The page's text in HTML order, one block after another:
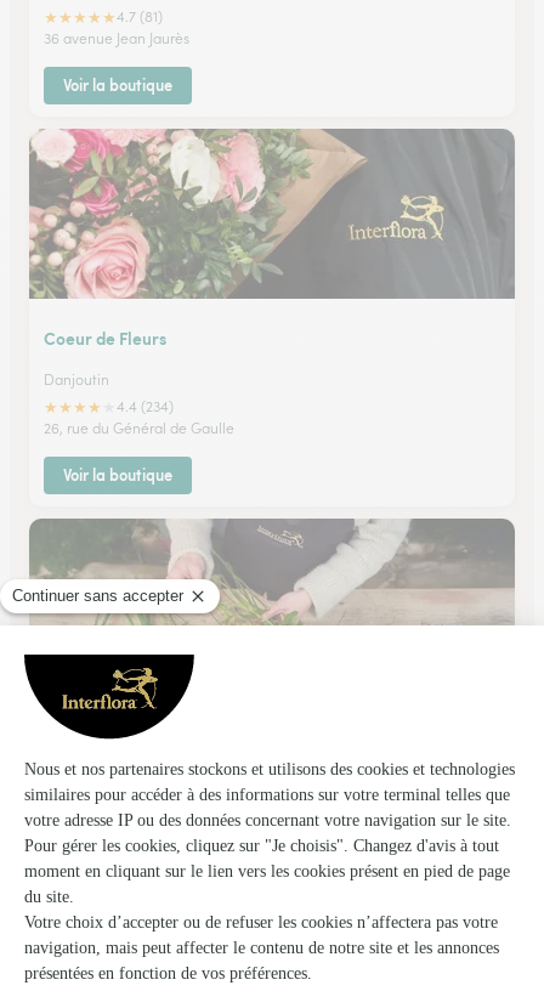
★★★★★4.7 (81)
36 avenue Jean Jaurès
Voir la boutique
Coeur de Fleurs
Danjoutin
★★★★
4.4 (234)
26, rue du Général de Gaulle
Voir la boutique
Babette Fleurs
Montbeliard
★★★★★4.7 (198)
51, faubourg de Besancon
Voir la boutique